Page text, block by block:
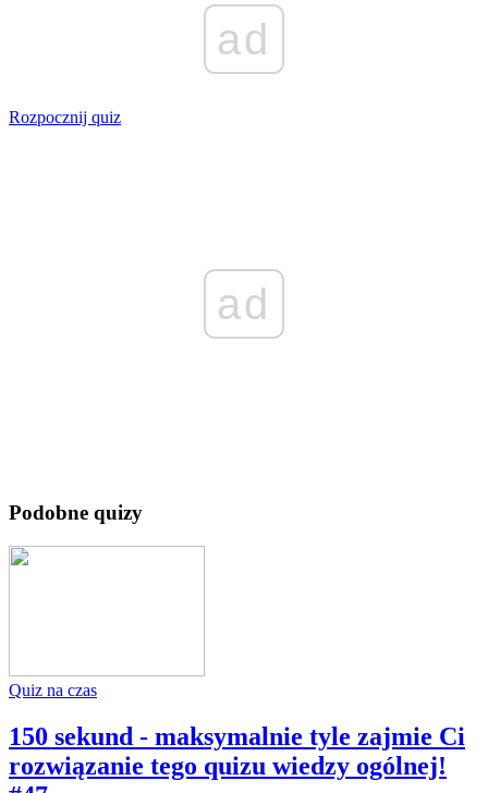
ad
Rozpocznij quiz
ad
Podobne quizy
Quiz na czas
150 sekund - maksymalnie tyle zajmie Ci
rozwiązanie tego quizu wiedzy ogólnej!